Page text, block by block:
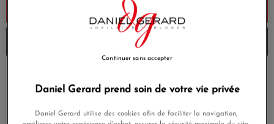
Ajouter au panier
Envoi sous 8 à 10 jours
Livraison gratuite
sans frais
Paiement sécurisé
Satisfait ou
remboursé
Daniel Gerard prend soin de votre vie privée
Daniel Gerard utilise des cookies afin de faciliter la navigation,
Continuer sans accepter